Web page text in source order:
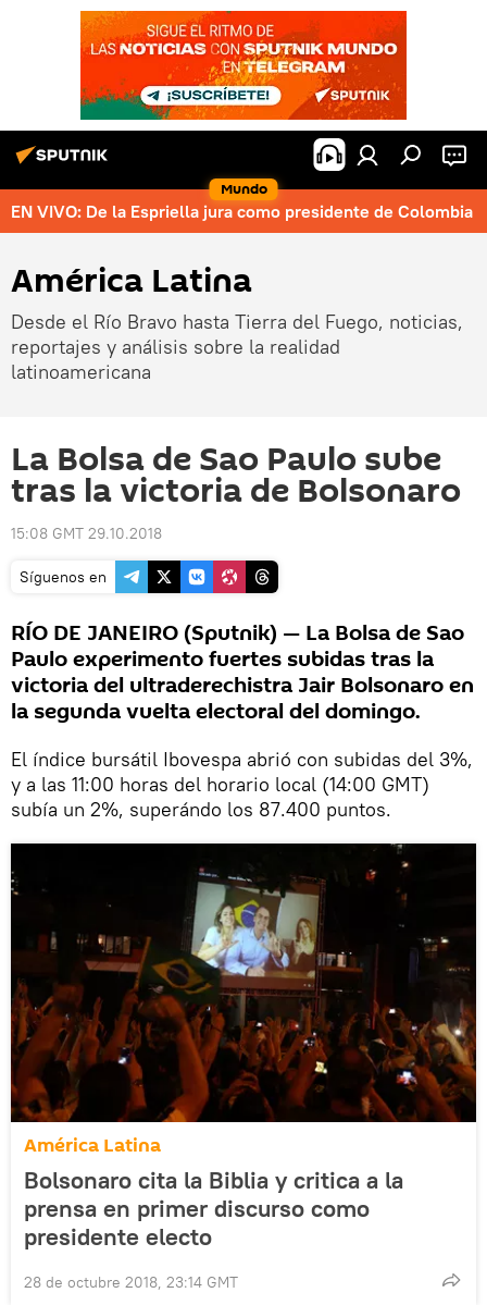
Mundo
EN VIVO: De la Espriella jura como presidente de Colombia
América Latina
Desde el Río Bravo hasta Tierra del Fuego, noticias,
reportajes y análisis sobre la realidad
latinoamericana
La Bolsa de Sao Paulo sube
tras la victoria de Bolsonaro
15:08 GMT 29.10.2018
Síguenos en
RÍO DE JANEIRO (Sputnik) — La Bolsa de Sao
Paulo experimento fuertes subidas tras la
victoria del ultraderechistra Jair Bolsonaro en
la segunda vuelta electoral del domingo.
El índice bursátil Ibovespa abrió con subidas del 3%,
y a las 11:00 horas del horario local (14:00 GMT)
subía un 2%, superándo los 87.400 puntos.
América Latina
Bolsonaro cita la Biblia y critica a la
prensa en primer discurso como
presidente electo
28 de octubre 2018, 23:14 GMT